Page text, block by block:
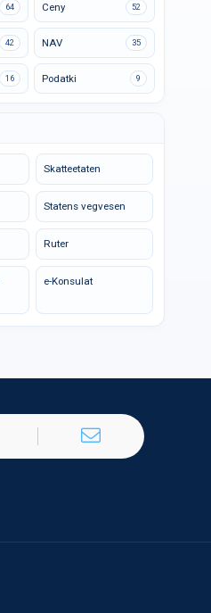
64 Ceny 52
42 NAV 35
16 Podatki 9
Skatteetaten
Statens vegvesen
Ruter
e-Konsulat